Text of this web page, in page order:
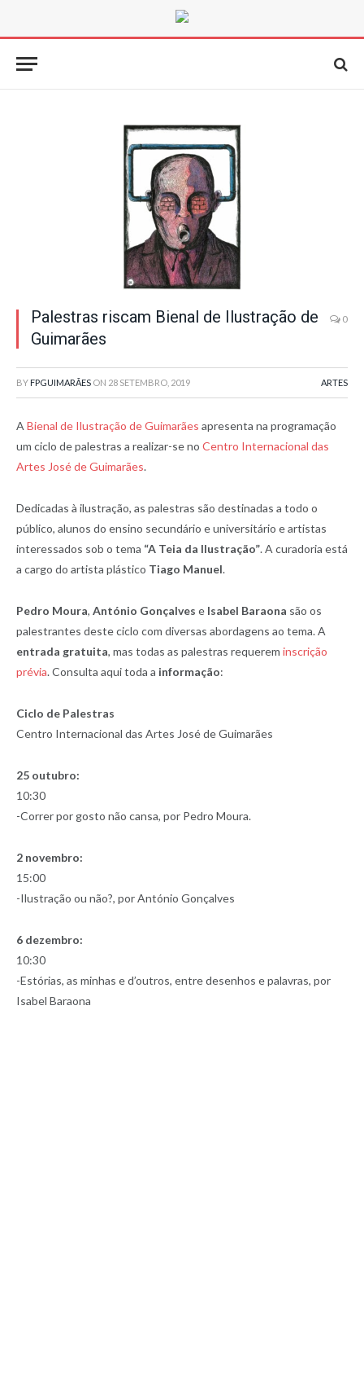
Palestras riscam Bienal de Ilustração de
Guimarães
0
BY FPGUIMARÃES ON 28 SETEMBRO, 2019 ARTES
A Bienal de Ilustração de Guimarães apresenta na programação
um ciclo de palestras a realizar-se no Centro Internacional das
Artes José de Guimarães.
Dedicadas à ilustração, as palestras são destinadas a todo o
público, alunos do ensino secundário e universitário e artistas
interessados sob o tema “A Teia da Ilustração”. A curadoria está
a cargo do artista plástico Tiago Manuel.
Pedro Moura, António Gonçalves e Isabel Baraona são os
palestrantes deste ciclo com diversas abordagens ao tema. A
entrada gratuita, mas todas as palestras requerem inscrição
prévia. Consulta aqui toda a informação:
Ciclo de Palestras
Centro Internacional das Artes José de Guimarães
25 outubro:
10:30
-Correr por gosto não cansa, por Pedro Moura.
2 novembro:
15:00
-Ilustração ou não?, por António Gonçalves
6 dezembro:
10:30
-Estórias, as minhas e d’outros, entre desenhos e palavras, por
Isabel Baraona